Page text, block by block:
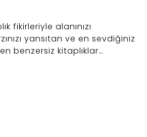
fikirleriyle alanınızı
yansıtan ve en sevdiğiniz
benzersiz kitaplıklar